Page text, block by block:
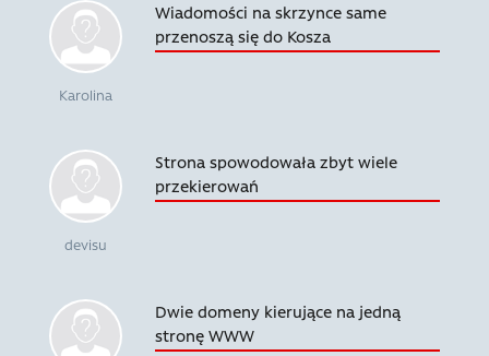
Karolina
Wiadomości na skrzynce same
przenoszą się do Kosza
devisu
Strona spowodowała zbyt wiele
przekierowań
Dwie domeny kierujące na jedną
stronę WWW